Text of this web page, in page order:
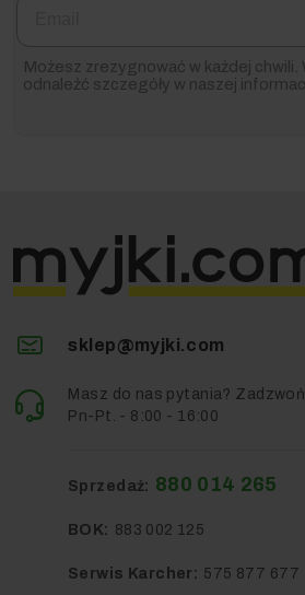
Możesz zrezygnować w każdej chwili.
odnaleźć szczegóły w naszej
sklep@myjki.com
Masz do nas pytania?
Pn-Pt. - 8:00 - 16:00
Sprzedaż: 880 014 265
BOK: 883 002 125
Serwis Karcher: 575 877 677